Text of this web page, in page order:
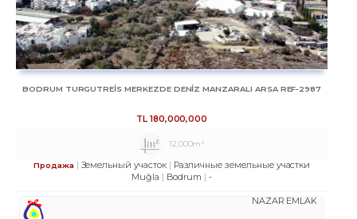
BODRUM TURGUTREİS MERKEZDE DENİZ MANZARALI ARSA REF-2987
TL180,000,000
12,000m²
Продажа Земельный участок
Различные земельные участки
Muğla
Bodrum -
NAZAR EMLAK